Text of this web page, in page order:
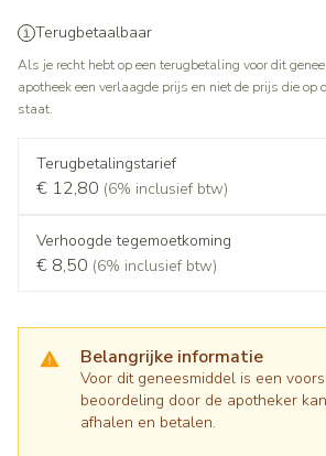
Terugbetaalbaar
Als je recht hebt op een terugbetaling voor dit
apotheek een verlaagde prijs en niet de prijs die op
staat.
Terugbetalingstarief
€ 12,80 (6% inclusief btw)
Verhoogde tegemoetkoming
€ 8,50 (6% inclusief btw)
Belangrijke informatie
Voor dit geneesmiddel is een
beoordeling door de apotheker
afhalen en betalen.